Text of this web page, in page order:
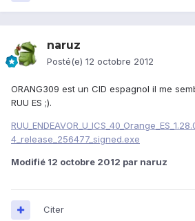
naruz
Posté(e) 12 octobre 2012
ORANG309 est un CID espagnol il me
RUU ES ;).
4_release_256477_signed.exe
Modifié 12 octobre 2012 par naruz
Citer